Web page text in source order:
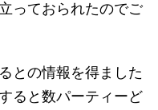
っておられたのでご
との情報を得ました
ると数パーティーど